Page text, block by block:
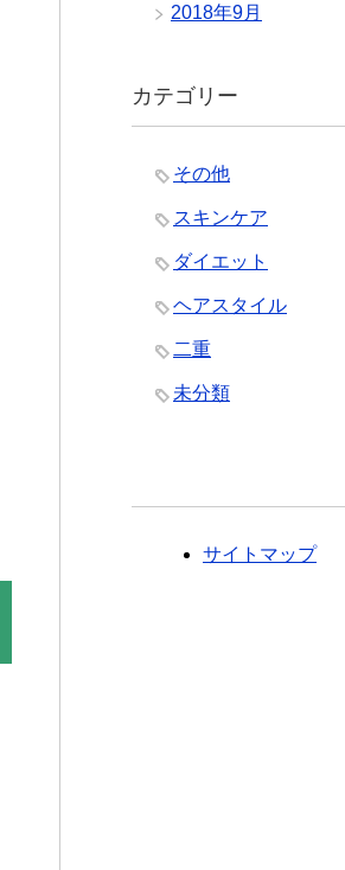
2018年9月
カテゴリー
その他
スキンケア
ダイエット
ヘアスタイル
二重
未分類
サイトマップ